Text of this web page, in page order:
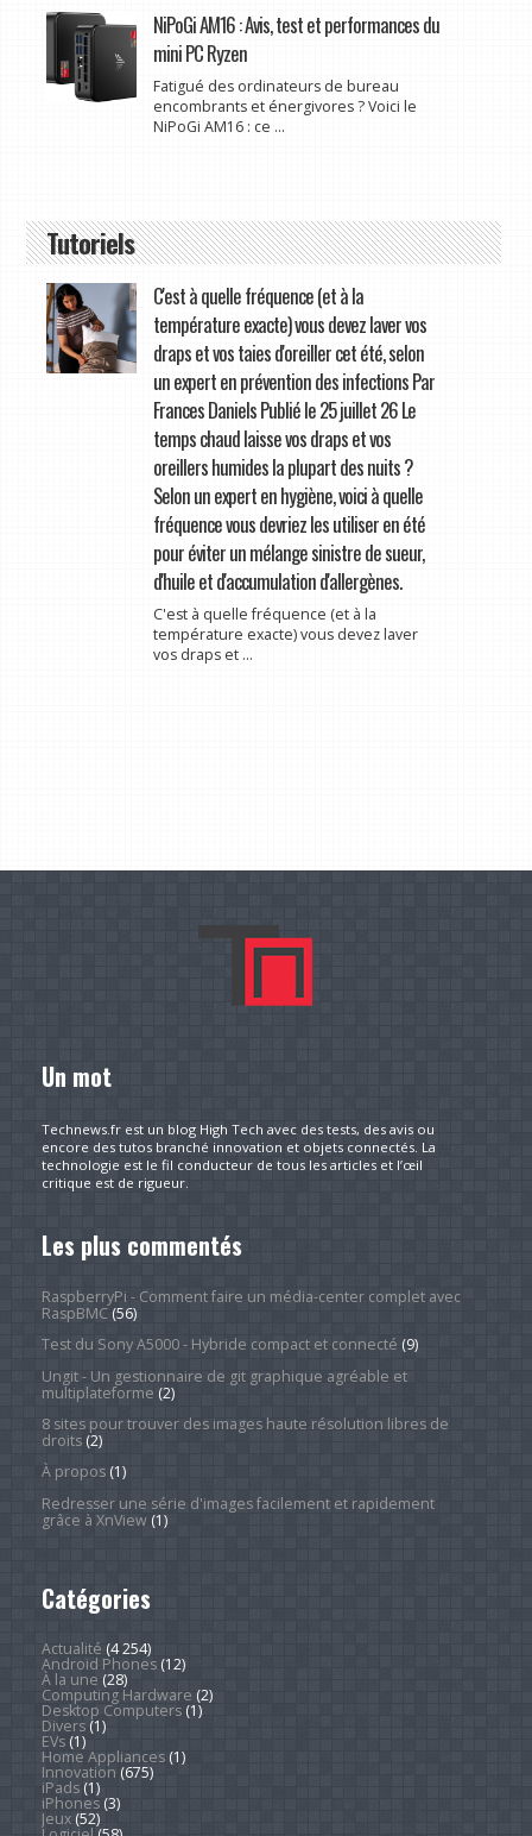
NiPoGi AM16 : Avis, test et performances du
mini PC Ryzen
Fatigué des ordinateurs de bureau
encombrants et énergivores ? Voici le
NiPoGi AM16 : ce ...
Tutoriels
C'est à quelle fréquence (et à la
température exacte) vous devez laver vos
draps et vos taies d'oreiller cet été, selon
un expert en prévention des infections Par
Frances Daniels Publié le 25 juillet 26 Le
temps chaud laisse vos draps et vos
oreillers humides la plupart des nuits ?
Selon un expert en hygiène, voici à quelle
fréquence vous devriez les utiliser en été
pour éviter un mélange sinistre de sueur,
d'huile et d'accumulation d'allergènes.
C'est à quelle fréquence (et à la
température exacte) vous devez laver
vos draps et ...
Un mot
Technews.fr est un blog High Tech avec des tests, des avis ou
encore des tutos branché innovation et objets connectés. La
technologie est le fil conducteur de tous les articles et l’œil
critique est de rigueur.
Les plus commentés
RaspberryPi - Comment faire un média-center complet avec
RaspBMC(56)
Test du Sony A5000 - Hybride compact et connecté (9)
Ungit - Un gestionnaire de git graphique agréable et
multiplateforme (2)
8 sites pour trouver des images haute résolution libres de
droits(2)
À propos(1)
Redresser une série d'images facilement et rapidement
grâce à XnView(1)
Catégories
Actualité (4 254)
Android Phones(12)
À la une (28)
Computing Hardware (2)
Desktop Computers(1)
Divers(1)
EVs(1)
Home Appliances(1)
Innovation (675)
iPads(1)
iPhones(3)
Jeux(52)